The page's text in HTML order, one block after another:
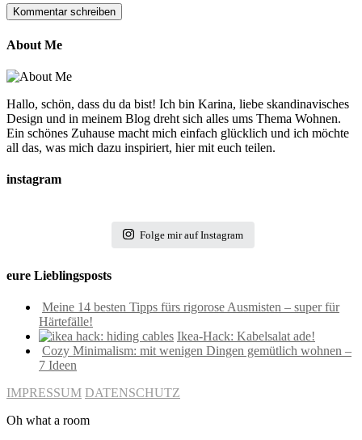
About Me
Hallo, schön, dass du da bist! Ich bin Karina, liebe skandinavisches
Design und in meinem Blog dreht sich alles ums Thema Wohnen.
Ein schönes Zuhause macht mich einfach glücklich und ich möchte
all das, was mich dazu inspiriert, hier mit euch teilen.
instagram
Folge mir auf Instagram
eure Lieblingsposts
Meine 14 besten Tipps fürs rigorose Ausmisten – super für
Härtefälle!
Ikea-Hack: Kabelsalat ade!
Cozy Minimalism: mit wenigen Dingen gemütlich wohnen –
7 Ideen
IMPRESSUM DATENSCHUTZ
Oh what a room